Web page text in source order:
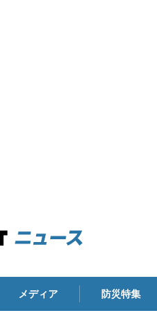
メディア 防災特集